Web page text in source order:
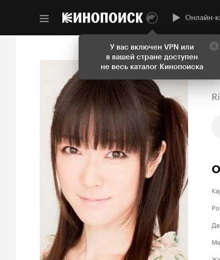
У вас включен VPN или
в вашей стране доступен
не весь каталог Кинопоиска
Онлайн-